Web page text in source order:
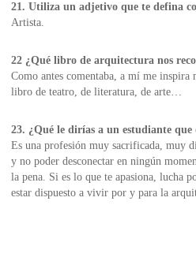
21. Utiliza un adjetivo que te defina
Artista.
22 ¿Qué libro de arquitectura nos
Como antes comentaba, a mí me inspira
libro de teatro, de literatura, de arte…
23. ¿Qué le dirías a un estudiante
Es una profesión muy sacrificada, muy
y no poder desconectar en ningún
la pena. Si es lo que te apasiona, lucha
estar dispuesto a vivir por y para la